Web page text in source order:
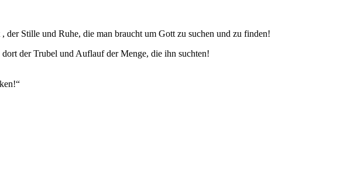
Stille und Ruhe, die man braucht um Gott zu suchen und zu finden!
der Trubel und Auflauf der Menge, die ihn suchten!